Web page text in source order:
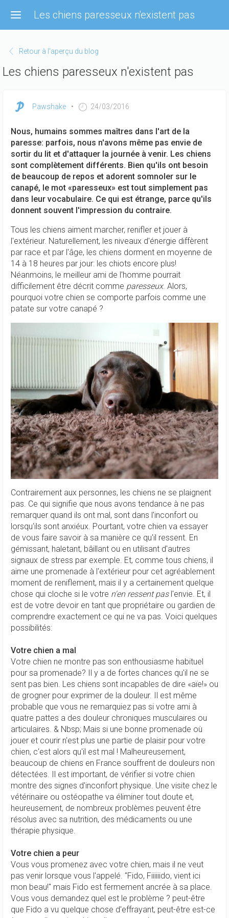
contenu
Les chiens paresseux n'existent pas
Retour à l'aperçu du blog
Les chiens paresseux n'existent pas
Pawshake 24/03/2016
Nous, humains sommes maîtres dans l'art de la
paresse: parfois, nous n'avons même pas envie de
sortir du lit et d'attaquer la journée à venir. Les chiens
sont complètement différents. Bien qu'ils ont besoin
de beaucoup de repos et adorent somnoler sur le
canapé, le mot «paresseux» est tout simplement pas
dans leur vocabulaire. Ce qui est étrange, parce qu'ils
donnent souvent l'impression du contraire.
Tous les chiens aiment marcher, renifler et jouer à
l'extérieur. Naturellement, les niveaux d'énergie diffèrent
par race et par l'âge, les chiens dorment en moyenne de
14 à 18 heures par jour: les chiots encore plus!
Néanmoins, le meilleur ami de l'homme pourrait
difficilement être décrit comme paresseux. Alors,
pourquoi votre chien se comporte parfois comme une
patate sur votre canapé ?
Contrairement aux personnes, les chiens ne se plaignent
pas. Ce qui signifie que nous avons tendance à ne pas
remarquer quand ils ont mal, sont dans l'inconfort ou
lorsqu'ils sont anxiéux. Pourtant, votre chien va essayer
de vous faire savoir à sa manière ce qu'il ressent. En
gémissant, haletant, bâillant ou en utilisant d'autres
signaux de stress par exemple. Et, comme tous chiens, il
aime une promenade à l'extérieur pour cet agréablement
moment de reniflement, mais il y a certainement quelque
chose qui cloche si le votre n'en ressent pasl'envie. Et, il
est de votre devoir en tant que propriétaire ou gardien de
comprendre exactement ce qui ne va pas. Voici quelques
possibilités:
Votre chien a mal
Votre chien ne montre pas son enthousiasme habituel
pour sa promenade? Il y a de fortes chances qu'il ne se
sent pas bien. Les chiens sont incapables de dire «aïe!» ou
de grogner pour exprimer de la douleur. Il est même
probable que vous ne remarquiez pas si votre ami à
quatre pattes a des douleur chroniques musculaires ou
articulaires. & Nbsp; Mais si une bonne promenade où
jouer et courir n'est plus une partie de plaisir pour votre
chien, c'est alors qu'il est mal ! Malheureusement,
beaucoup de chiens en France souffrent de douleurs non
détectées. Il est important, de vérifier si votre chien
montre des signes d'inconfort physique. Une visite chez le
vétérinaire ou ostéopathe va éliminer tout doute et,
heureusement, de nombreux problèmes peuvent être
résolus avec sa nutrition, des médicaments ou une
thérapie physique.
Votre chien a peur
Vous vous promenez avec votre chien, mais il ne veut
pas venir lorsque vous l'appelé. "Fido, Fiiiiiido, vient ici
mon beau!" mais Fido est fermement ancrée à sa place.
Vous vous demandez quel est le problème ? peut-être
que Fido a vu quelque chose d'effrayant, peut-être est-ce